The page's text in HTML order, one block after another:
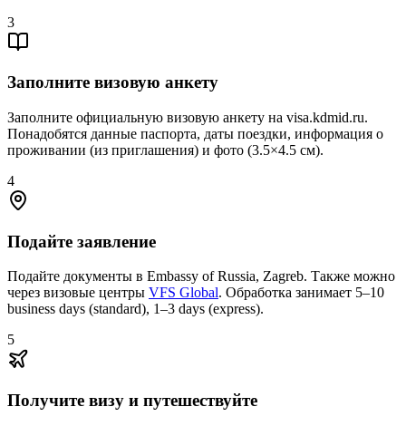
3
Заполните визовую анкету
Заполните официальную визовую анкету на visa.kdmid.ru.
Понадобятся данные паспорта, даты поездки, информация о
проживании (из приглашения) и фото (3.5×4.5 см).
4
Подайте заявление
Подайте документы в Embassy of Russia, Zagreb. Также можно
через визовые центры VFS Global. Обработка занимает 5–10
business days (standard), 1–3 days (express).
5
Получите визу и путешествуйте